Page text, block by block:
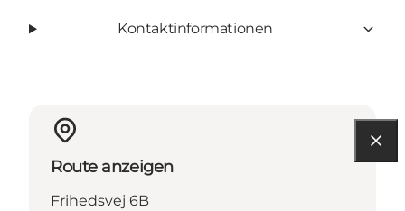
Kontaktinformationen
Route anzeigen
Frihedsvej 6B